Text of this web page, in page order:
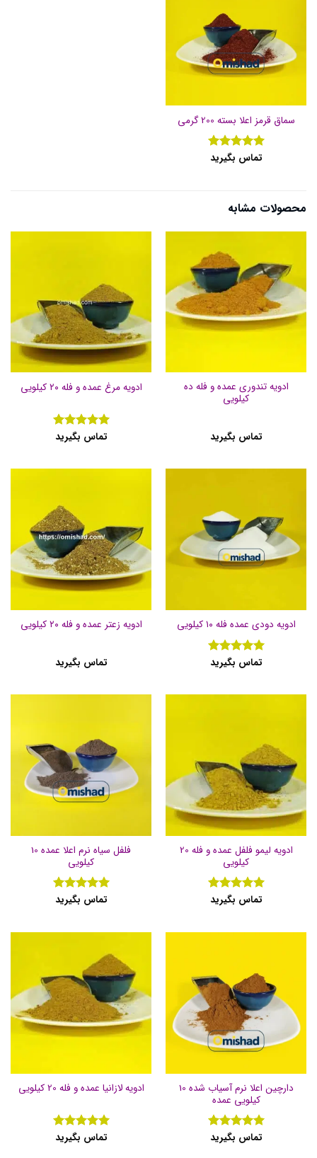
سماق قرمز اعلا بسته 200 گرمی
نمره 5از
تماس بگیرید
محصولات مشابه
ادویه تندوری عمده و فله ده
کیلویی
تماس بگیرید
ادویه مرغ عمده و فله ۲۰ کیلویی
نمره 5از
تماس بگیرید
ادویه دودی عمده فله ۱۰ کیلویی
نمره 5از
تماس بگیرید
ادویه زعتر عمده و فله ۲۰ کیلویی
تماس بگیرید
ادویه لیمو فلفل عمده و فله 20
کیلویی
نمره 5از
تماس بگیرید
فلفل سیاه نرم اعلا عمده 10
کیلویی
نمره 5از
تماس بگیرید
دارچین اعلا نرم آسیاب شده 10
کیلویی عمده
نمره 5از
تماس بگیرید
ادویه لازانیا عمده و فله 20 کیلویی
نمره 5از
تماس بگیرید